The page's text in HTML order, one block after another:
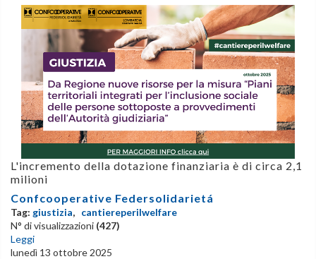
L'incremento della dotazione finanziaria è di circa 2,1
milioni
Confcooperative Federsolidarietá
Tag: giustizia, cantiereperilwelfare
N° di visualizzazioni (427)
Leggi
lunedì 13 ottobre 2025